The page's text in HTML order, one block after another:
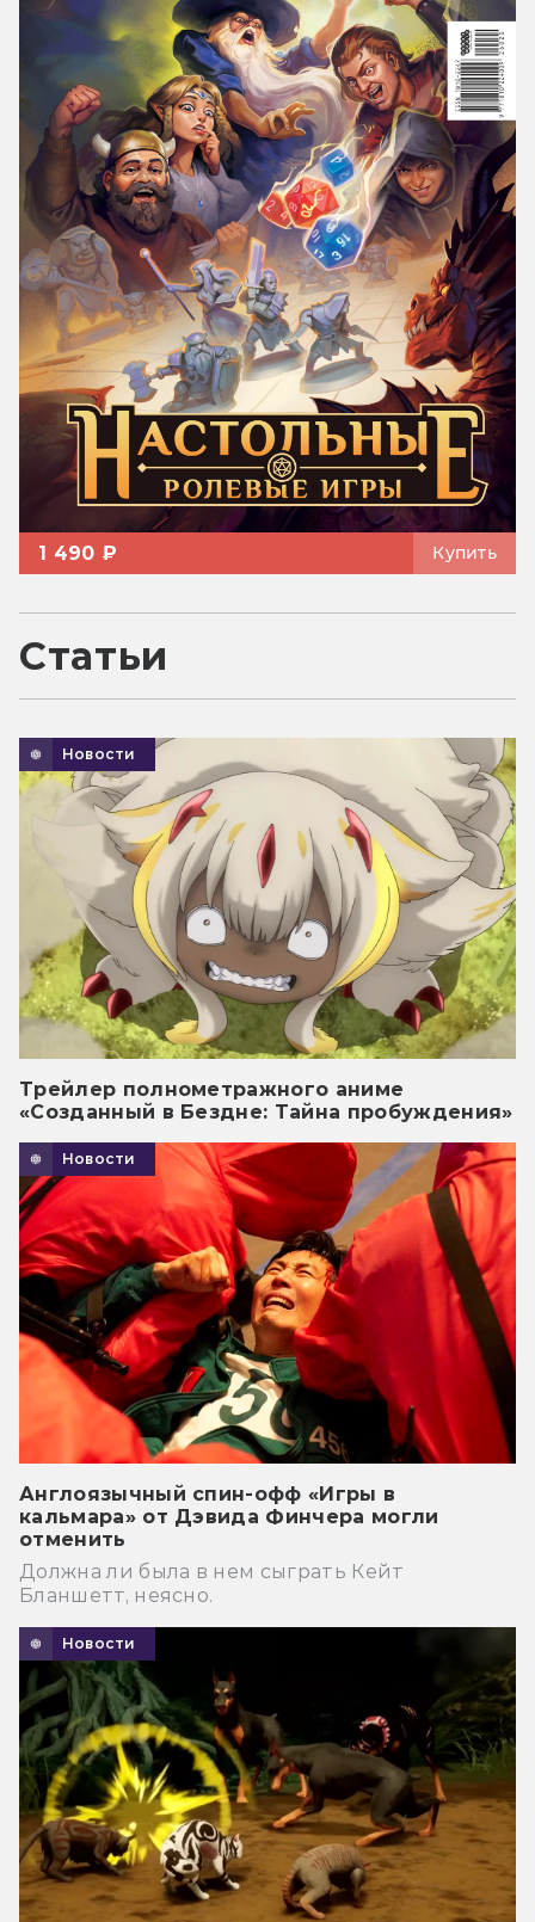
1 490 ₽ Купить
Статьи
Новости
Трейлер полнометражного аниме
«Созданный в Бездне: Тайна пробуждения»
Новости
Англоязычный спин-офф «Игры в
кальмара» от Дэвида Финчера могли
отменить
Должна ли была в нем сыграть Кейт
Бланшетт, неясно.
Новости